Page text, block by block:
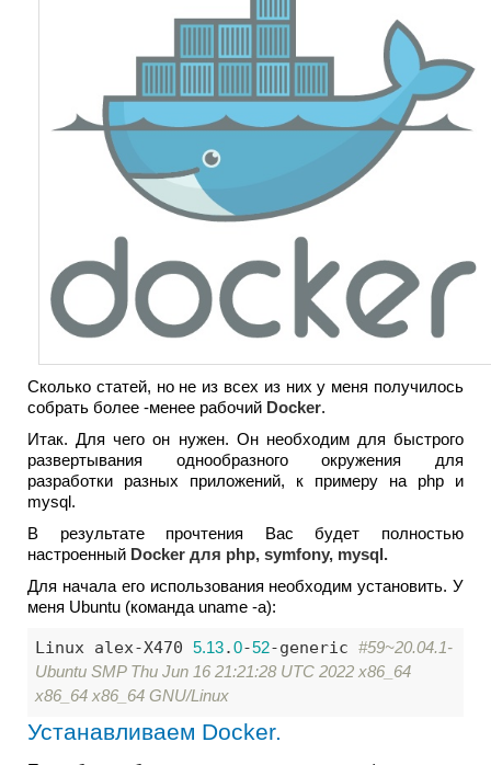
Сколько статей, но не из всех из них у меня получилось
собрать более -менее рабочий Docker.
Итак. Для чего он нужен. Он необходим для быстрого
развертывания однообразного окружения для
разработки разных приложений, к примеру на php и
mysql.
В результате прочтения Вас будет полностью
настроенный Docker для php, symfony, mysql.
Для начала его использования необходим установить. У
меня Ubuntu (команда uname -a):
Linux alex-X470 5.13.0-52-generic #59~20.04.1-
Ubuntu SMP Thu Jun 16 21:21:28 UTC 2022 x86_64
x86_64 x86_64 GNU/Linux
Устанавливаем Docker.